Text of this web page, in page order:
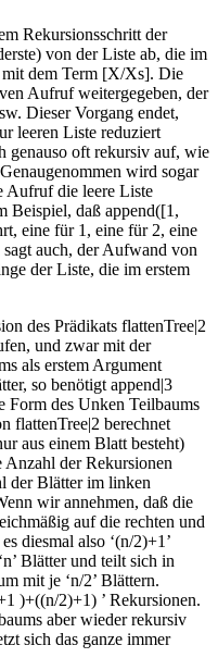
Rekursionsschritt der
von der Liste ab, die im
mit dem Term [X/Xs]. Die
Aufruf weitergegeben, der
Dieser Vorgang endet,
leeren Liste reduziert
genauso oft rekursiv auf, wie
wird sogar
Aufruf die leere Liste
Beispiel, daß append([1,
eine für 1, eine für 2, eine
auch, der Aufwand von
der Liste, die im erstem
des Prädikats flattenTree|2
und zwar mit der
als erstem Argument
so benötigt append|3
Form des Unken Teilbaums
flattenTree|2 berechnet
aus einem Blatt besteht)
der Rekursionen
der Blätter im linken
wir annehmen, daß die
auf die rechten und
diesmal also ‘(n/2)+1’
Blätter und teilt sich in
mit je ‘n/2’ Blättern.
)+((n/2)+1) ’ Rekursionen.
aber wieder rekursiv
sich das ganze immer